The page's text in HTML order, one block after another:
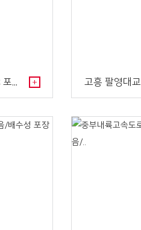
영동고속도로 노후 Con’c 포장 보수(2017) +